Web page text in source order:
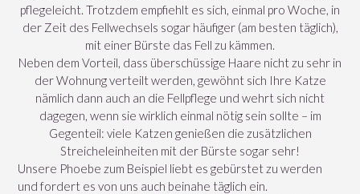
pflegeleicht. Trotzdem empfiehlt es sich, einmal pro Woche, in
der Zeit des Fellwechsels sogar häufiger (am besten täglich),
mit einer Bürste das Fell zu kämmen.
Neben dem Vorteil, dass überschüssige Haare nicht zu sehr in
der Wohnung verteilt werden, gewöhnt sich Ihre Katze
nämlich dann auch an die Fellpflege und wehrt sich nicht
dagegen, wenn sie wirklich einmal nötig sein sollte – im
Gegenteil: viele Katzen genießen die zusätzlichen
Streicheleinheiten mit der Bürste sogar sehr!
Unsere Phoebe zum Beispiel liebt es gebürstet zu werden
und fordert es von uns auch beinahe täglich ein.